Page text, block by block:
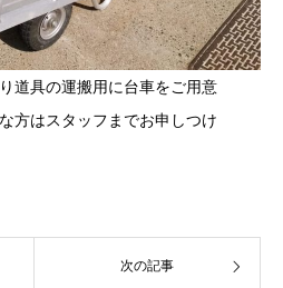
道具の運搬用に台車をご用意
方はスタッフまでお申しつけ
次の記事